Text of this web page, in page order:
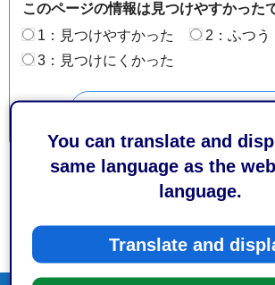
You can translate and
same language as the
language.
Translate and
このページの情報は見つけやすかった
1：見つけやすかった
2：ふつう
3：見つけにくかった